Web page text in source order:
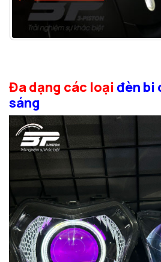
Đa dạng các loại đèn bi
sáng